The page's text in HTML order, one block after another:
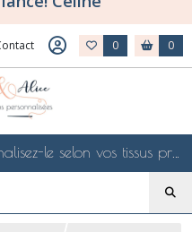
0 0
Choisissez un modèle et personnalisez-le selon vos tissus préférés de mes collections en ligne, je le confectionnerai selon vos souhaits